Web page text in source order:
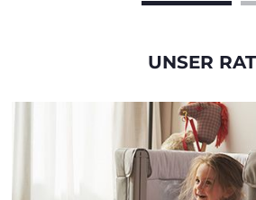
UNSER RAT